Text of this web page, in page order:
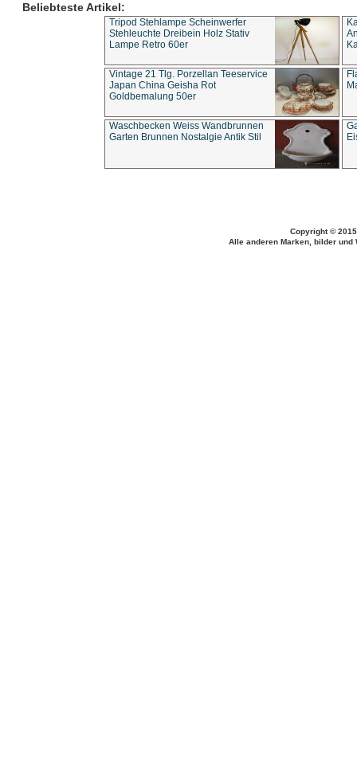
Beliebteste Artikel:
Tripod Stehlampe Scheinwerfer
Stehleuchte Dreibein Holz Stativ
Lampe Retro 60er
Vintage 21 Tlg. Porzellan Teeservice
Japan China Geisha Rot
Goldbemalung 50er
Waschbecken Weiss Wandbrunnen
Garten Brunnen Nostalgie Antik Stil
Copyright ©
Alle anderen Marken, bilder und